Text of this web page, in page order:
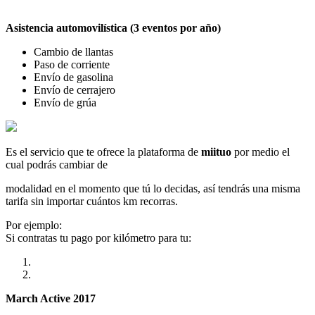
Asistencia automovilística (3 eventos por año)
Cambio de llantas
Paso de corriente
Envío de gasolina
Envío de cerrajero
Envío de grúa
Es el servicio que te ofrece la plataforma de miituo por medio el
cual podrás cambiar de
modalidad en el momento que tú lo decidas, así tendrás una misma
tarifa sin importar cuántos km recorras.
Por ejemplo:
Si contratas tu pago por kilómetro para tu:
March Active 2017